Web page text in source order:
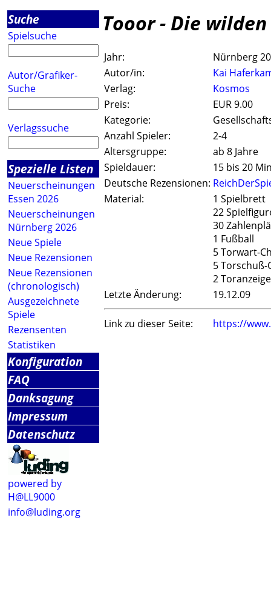
Suche
Spielsuche
Autor/Grafiker-
Suche
Verlagssuche
Spezielle Listen
Neuerscheinungen
Essen 2026
Neuerscheinungen
Nürnberg 2026
Neue Spiele
Neue Rezensionen
Neue Rezensionen
(chronologisch)
Ausgezeichnete
Spiele
Rezensenten
Statistiken
Konfiguration
FAQ
Danksagung
Impressum
Datenschutz
powered by
H@LL9000
info@luding.org
Tooor - Die
Jahr:
Nürnberg
Autor/in:
Kai
Verlag:
Kosmos
Preis:
EUR 9.00
Kategorie:
Anzahl Spieler:
2-4
Altersgruppe:
ab 8 Jahre
Spieldauer:
15 bis 20
Deutsche Rezensionen:
Material:
1 Spielbrett
22
30
1 Fußball
5 Torwart-
5 Torschuß-
2
Letzte Änderung:
19.12.09
Link zu dieser Seite: https://